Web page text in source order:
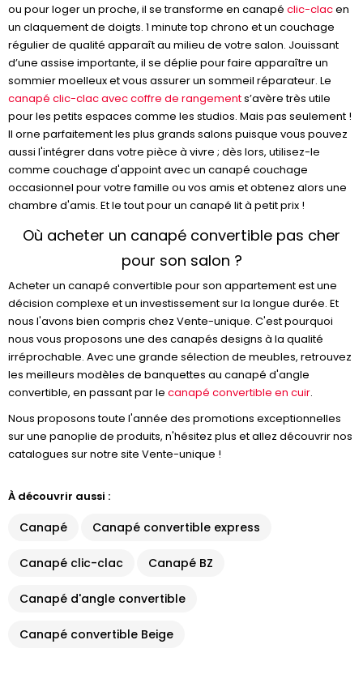
ou pour loger un proche, il se transforme en canapé clic-clacen
un claquement de doigts. 1 minute top chrono et un couchage
régulier de qualité apparaît au milieu de votre salon. Jouissant
d’une assise importante, il se déplie pour faire apparaître un
sommier moelleux et vous assurer un sommeil réparateur. Le
canapé clic-clac avec coffre de rangements’avère très utile
pour les petits espaces comme les studios. Mais pas seulement !
Il orne parfaitement les plus grands salons puisque vous pouvez
aussi l'intégrer dans votre pièce à vivre ; dès lors, utilisez-le
comme couchage d'appoint avec un canapé couchage
occasionnel pour votre famille ou vos amis et obtenez alors une
chambre d'amis. Et le tout pour un canapé lit à petit prix !
Où acheter un canapé convertible pas cher
pour son salon ?
Acheter un canapé convertible pour son appartement est une
décision complexe et un investissement sur la longue durée. Et
nous l'avons bien compris chez Vente-unique. C'est pourquoi
nous vous proposons une des canapés designs à la qualité
irréprochable. Avec une grande sélection de meubles, retrouvez
les meilleurs modèles de banquettes au canapé d'angle
convertible, en passant par le canapé convertible en cuir.
Nous proposons toute l'année des promotions exceptionnelles
sur une panoplie de produits, n'hésitez plus et allez découvrir nos
catalogues sur notre site Vente-unique !
À découvrir aussi :
Canapé Canapé convertible express
Canapé clic-clac Canapé BZ
Canapé d'angle convertible
Canapé convertible Beige